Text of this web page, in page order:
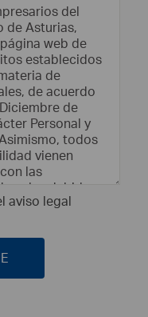
aviso legal